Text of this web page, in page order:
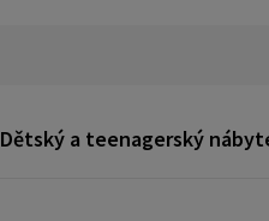
Dětský a teenagerský